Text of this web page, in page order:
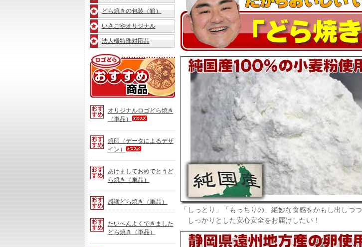
どら焼きの包装（箱）
いさごやオリジナル
法人様特殊対応品
ロ
ゴ
ど
ら
ら
焼
き」
す
め
品
オリジナルロゴどら焼き
（単品）
焼印（データによるデザ
イン）
あけましておめでとうど
ら焼き（単品）
感謝どら焼き（単品）
たいへんよくできました
どら焼き（単品）
「しっとり」「もっちりの」絶妙な食感をかもし出しつつ
しっかりとした安心安全をお届けしたい！